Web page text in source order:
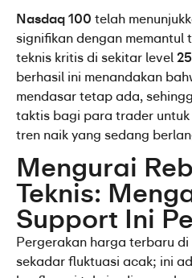
Nasdaq 100 telah
signifikan dengan memantul
teknis kritis di sekitar level
berhasil ini menandakan
mendasar tetap ada,
taktis bagi para trader untuk
tren naik yang sedang
Mengurai
Teknis:
Support Ini
Pergerakan harga terbaru di
sekadar fluktuasi acak; ini